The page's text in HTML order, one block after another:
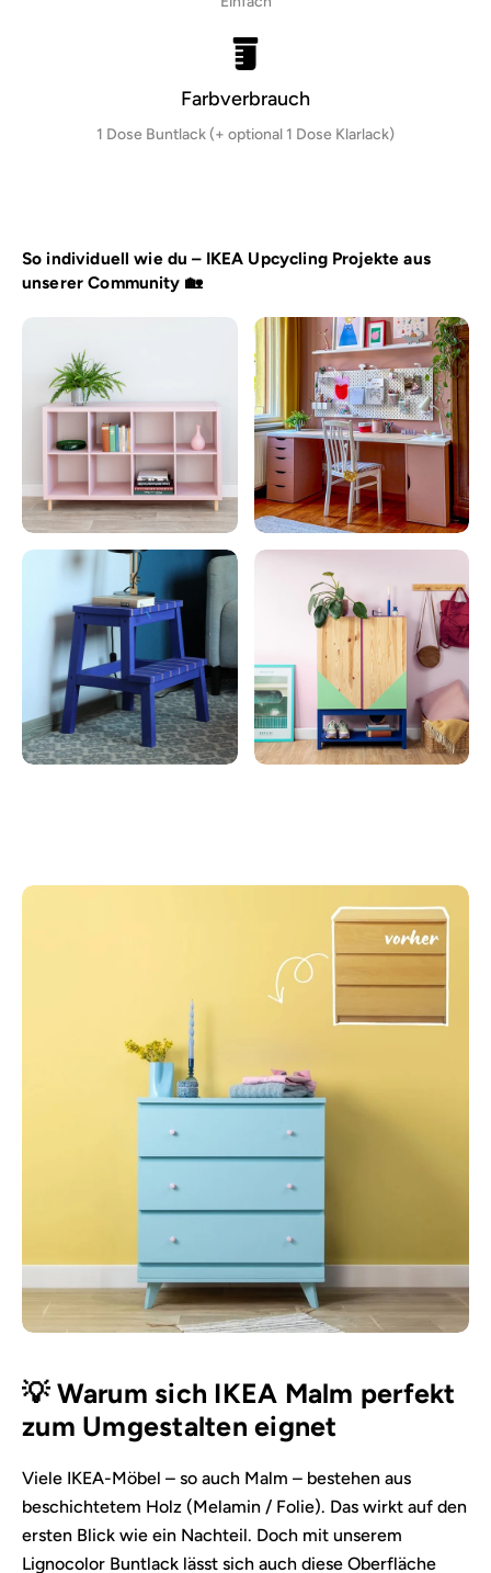
Farbverbrauch
1 Dose Buntlack (+ optional 1 Dose Klarlack)
So individuell wie du – IKEA Upcycling Projekte aus
unserer Community 🏡
💡 Warum sich IKEA Malm perfekt
zum Umgestalten eignet
Viele IKEA-Möbel – so auch Malm – bestehen aus
beschichtetem Holz (Melamin / Folie). Das wirkt auf den
ersten Blick wie ein Nachteil. Doch mit unserem
Lignocolor Buntlack lässt sich auch diese Oberfläche